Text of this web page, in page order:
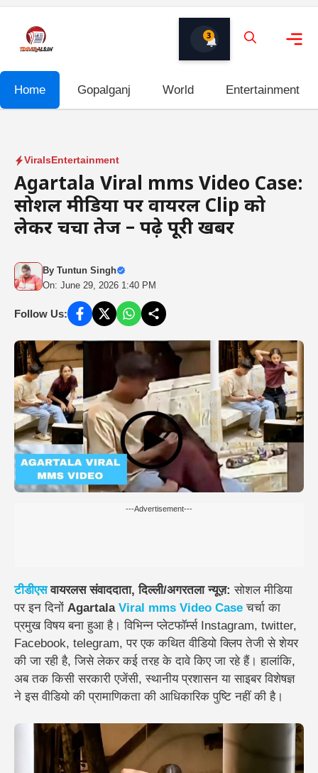
content
3
Home Gopalganj World Entertainment
ViralsEntertainment
Agartala Viral mms Video Case:
सोशल मीडिया पर वायरल Clip को
लेकर चर्चा तेज – पढ़े पूरी खबर
By Tuntun Singh
On: June 29, 2026 1:40 PM
Follow Us:
---Advertisement---
टीडीएसवायरलस संवाददाता, दिल्ली/अगरतला न्यूज़: सोशल मीडिया
पर इन दिनों Agartala Viral mms Video Case चर्चा का
प्रमुख विषय बना हुआ है। विभिन्न प्लेटफॉर्म्स Instagram, twitter,
Facebook, telegram, पर एक कथित वीडियो क्लिप तेजी से शेयर
की जा रही है, जिसे लेकर कई तरह के दावे किए जा रहे हैं। हालांकि,
अब तक किसी सरकारी एजेंसी, स्थानीय प्रशासन या साइबर विशेषज्ञ
ने इस वीडियो की प्रामाणिकता की आधिकारिक पुष्टि नहीं की है।